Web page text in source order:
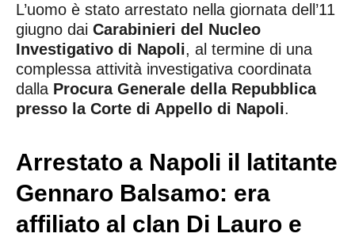
L’uomo è stato arrestato nella giornata dell’11
giugno dai Carabinieri del Nucleo
Investigativo di Napoli, al termine di una
complessa attività investigativa coordinata
dalla Procura Generale della Repubblica
presso la Corte di Appello di Napoli.
Arrestato a Napoli il latitante
Gennaro Balsamo: era
affiliato al clan Di Lauro e